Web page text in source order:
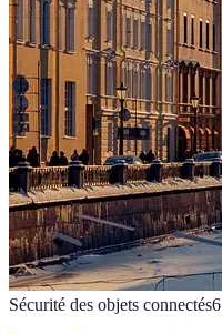
Sécurité des objets connectés6